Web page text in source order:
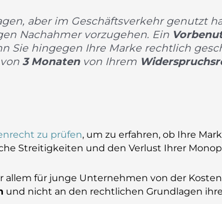
aber im Geschäftsverkehr genutzt
Nachahmer vorzugehen. Ein
Sie hingegen Ihre Marke rechtlich
3 Monatenvon Ihrem
zu prüfen, um zu erfahren, ob Ihre
Streitigkeiten und den Verlust Ihrer
allem für junge Unternehmen von der
und nicht an den rechtlichen Grundlagen